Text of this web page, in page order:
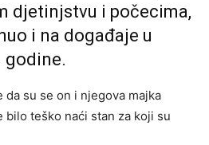
djetinjstvu i počecima,
i na događaje u
godine.
su se on i njegova majka
teško naći stan za koji su